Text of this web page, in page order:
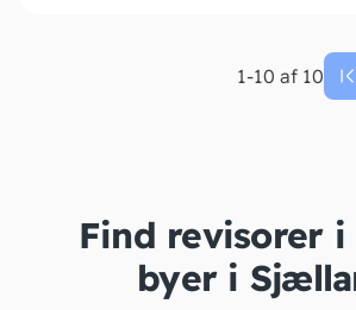
1-10 af 10
Find revisorer i
byer i